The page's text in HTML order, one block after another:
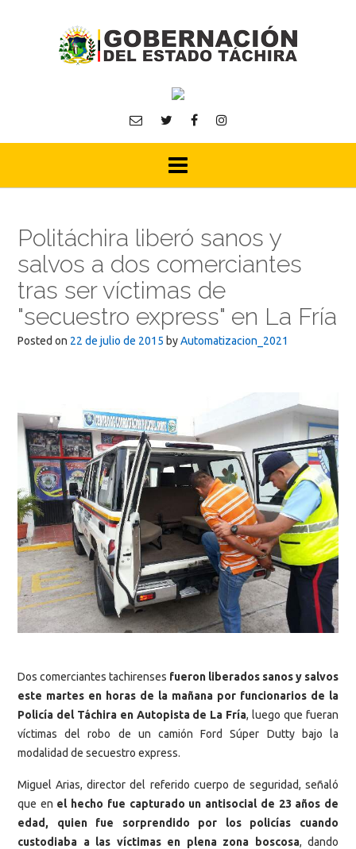
Politáchira liberó sanos y
salvos a dos comerciantes
tras ser víctimas de
"secuestro express" en La Fría
Posted on 22 de julio de 2015 byAutomatizacion_2021
Dos comerciantes tachirenses fueron liberados sanos y salvos
este martes en horas de la mañana por funcionarios de la
Policía del Táchira en Autopista de La Fría, luego que fueran
víctimas del robo de un camión Ford Súper Dutty bajo la
modalidad de secuestro express.
Miguel Arias, director del referido cuerpo de seguridad, señaló
que en el hecho fue capturado un antisocial de 23 años de
edad, quien fue sorprendido por los policías cuando
custodiaba a las víctimas en plena zona boscosa, dando